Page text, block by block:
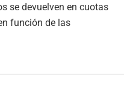
se devuelven en cuotas
función de las